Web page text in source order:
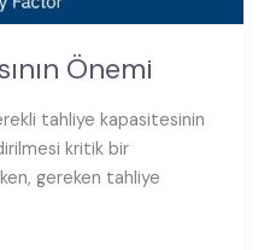
Önemi
tahliye kapasitesinin
kritik bir
gereken tahliye